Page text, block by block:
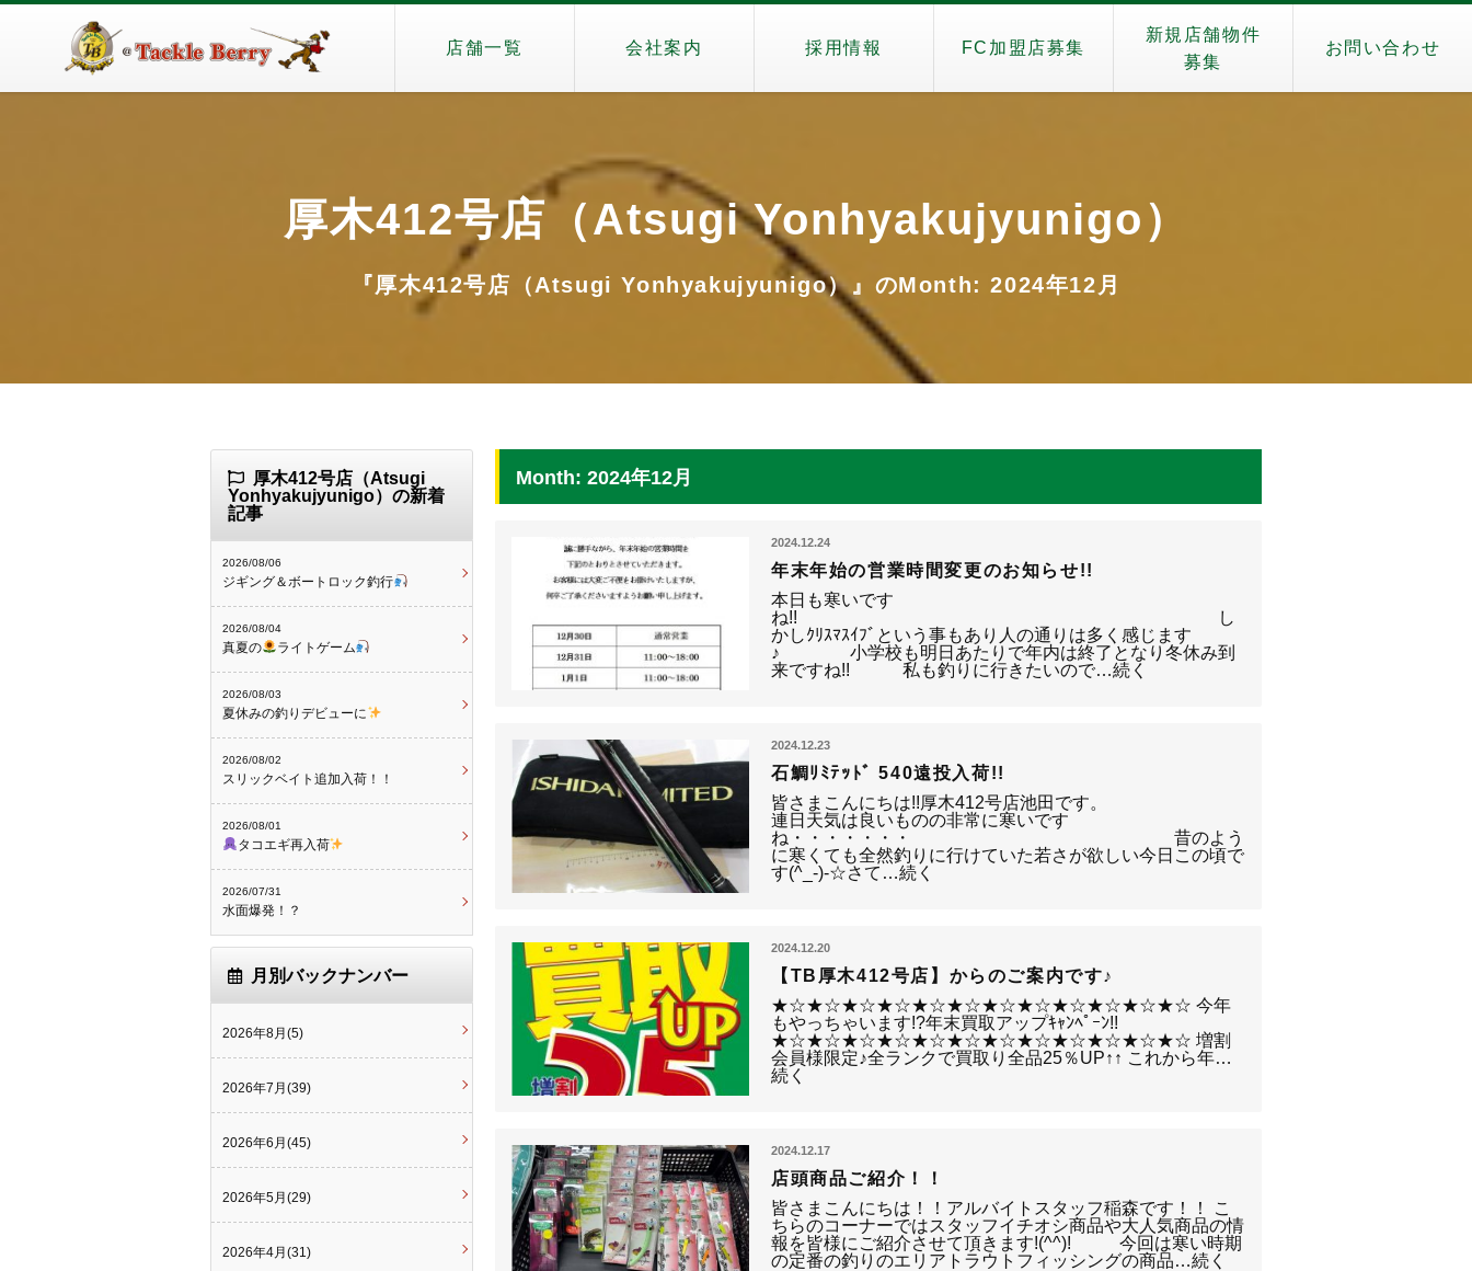
店舗一覧 会社案内 採用情報 FC加盟店募集
新規店舗物件
募集
お問い合わせ
厚木412号店（Atsugi Yonhyakujyunigo）
『厚木412号店（Atsugi Yonhyakujyunigo）』のMonth: 2024年12月
Month: 2024年12月
2024.12.24
年末年始の営業時間変更のお知らせ!!
本日も寒いです
ね!! し
かしｸﾘｽﾏｽｲﾌﾞという事もあり人の通りは多く感じます
♪ 小学校も明日あたりで年内は終了となり冬休み到
来ですね!! 私も釣りに行きたいので…続く
2024.12.23
石鯛ﾘﾐﾃｯﾄﾞ 540遠投入荷!!
皆さまこんにちは!!厚木412号店池田です。
連日天気は良いものの非常に寒いです
ね・・・・・・・ 昔のよう
に寒くても全然釣りに行けていた若さが欲しい今日この頃で
す(^_-)-☆さて…続く
2024.12.20
【TB厚木412号店】からのご案内です♪
★☆★☆★☆★☆★☆★☆★☆★☆★☆★☆★☆★☆ 今年
もやっちゃいます!?年末買取アップｷｬﾝﾍﾟｰﾝ!!
★☆★☆★☆★☆★☆★☆★☆★☆★☆★☆★☆★☆ 増割
会員様限定♪全ランクで買取り全品25％UP↑↑ これから年…
続く
2024.12.17
店頭商品ご紹介！！
皆さまこんにちは！！アルバイトスタッフ稲森です！！ こ
ちらのコーナーではスタッフイチオシ商品や大人気商品の情
報を皆様にご紹介させて頂きます!(^^)! 今回は寒い時期
の定番の釣りのエリアトラウトフィッシングの商品…続く
厚木412号店（Atsugi
Yonhyakujyunigo）の新着
記事
2026/08/06
ジギング＆ボートロック釣行
2026/08/04
真夏の ライトゲーム
2026/08/03
夏休みの釣りデビューに
2026/08/02
スリックベイト追加入荷！！
2026/08/01
タコエギ再入荷
2026/07/31
水面爆発！？
月別バックナンバー
2026年8月(5)
2026年7月(39)
2026年6月(45)
2026年5月(29)
2026年4月(31)